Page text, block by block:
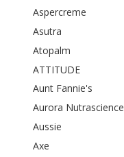
Aspercreme
Asutra
Atopalm
ATTITUDE
Aunt Fannie's
Aurora Nutrascience
Aussie
Axe